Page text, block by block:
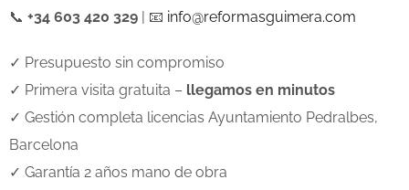
📞 +34 603 420 329 | 📧 info@reformasguimera.com
✓ Presupuesto sin compromiso
✓ Primera visita gratuita – llegamos en minutos
✓ Gestión completa licencias Ayuntamiento Pedralbes,
Barcelona
✓ Garantía 2 años mano de obra